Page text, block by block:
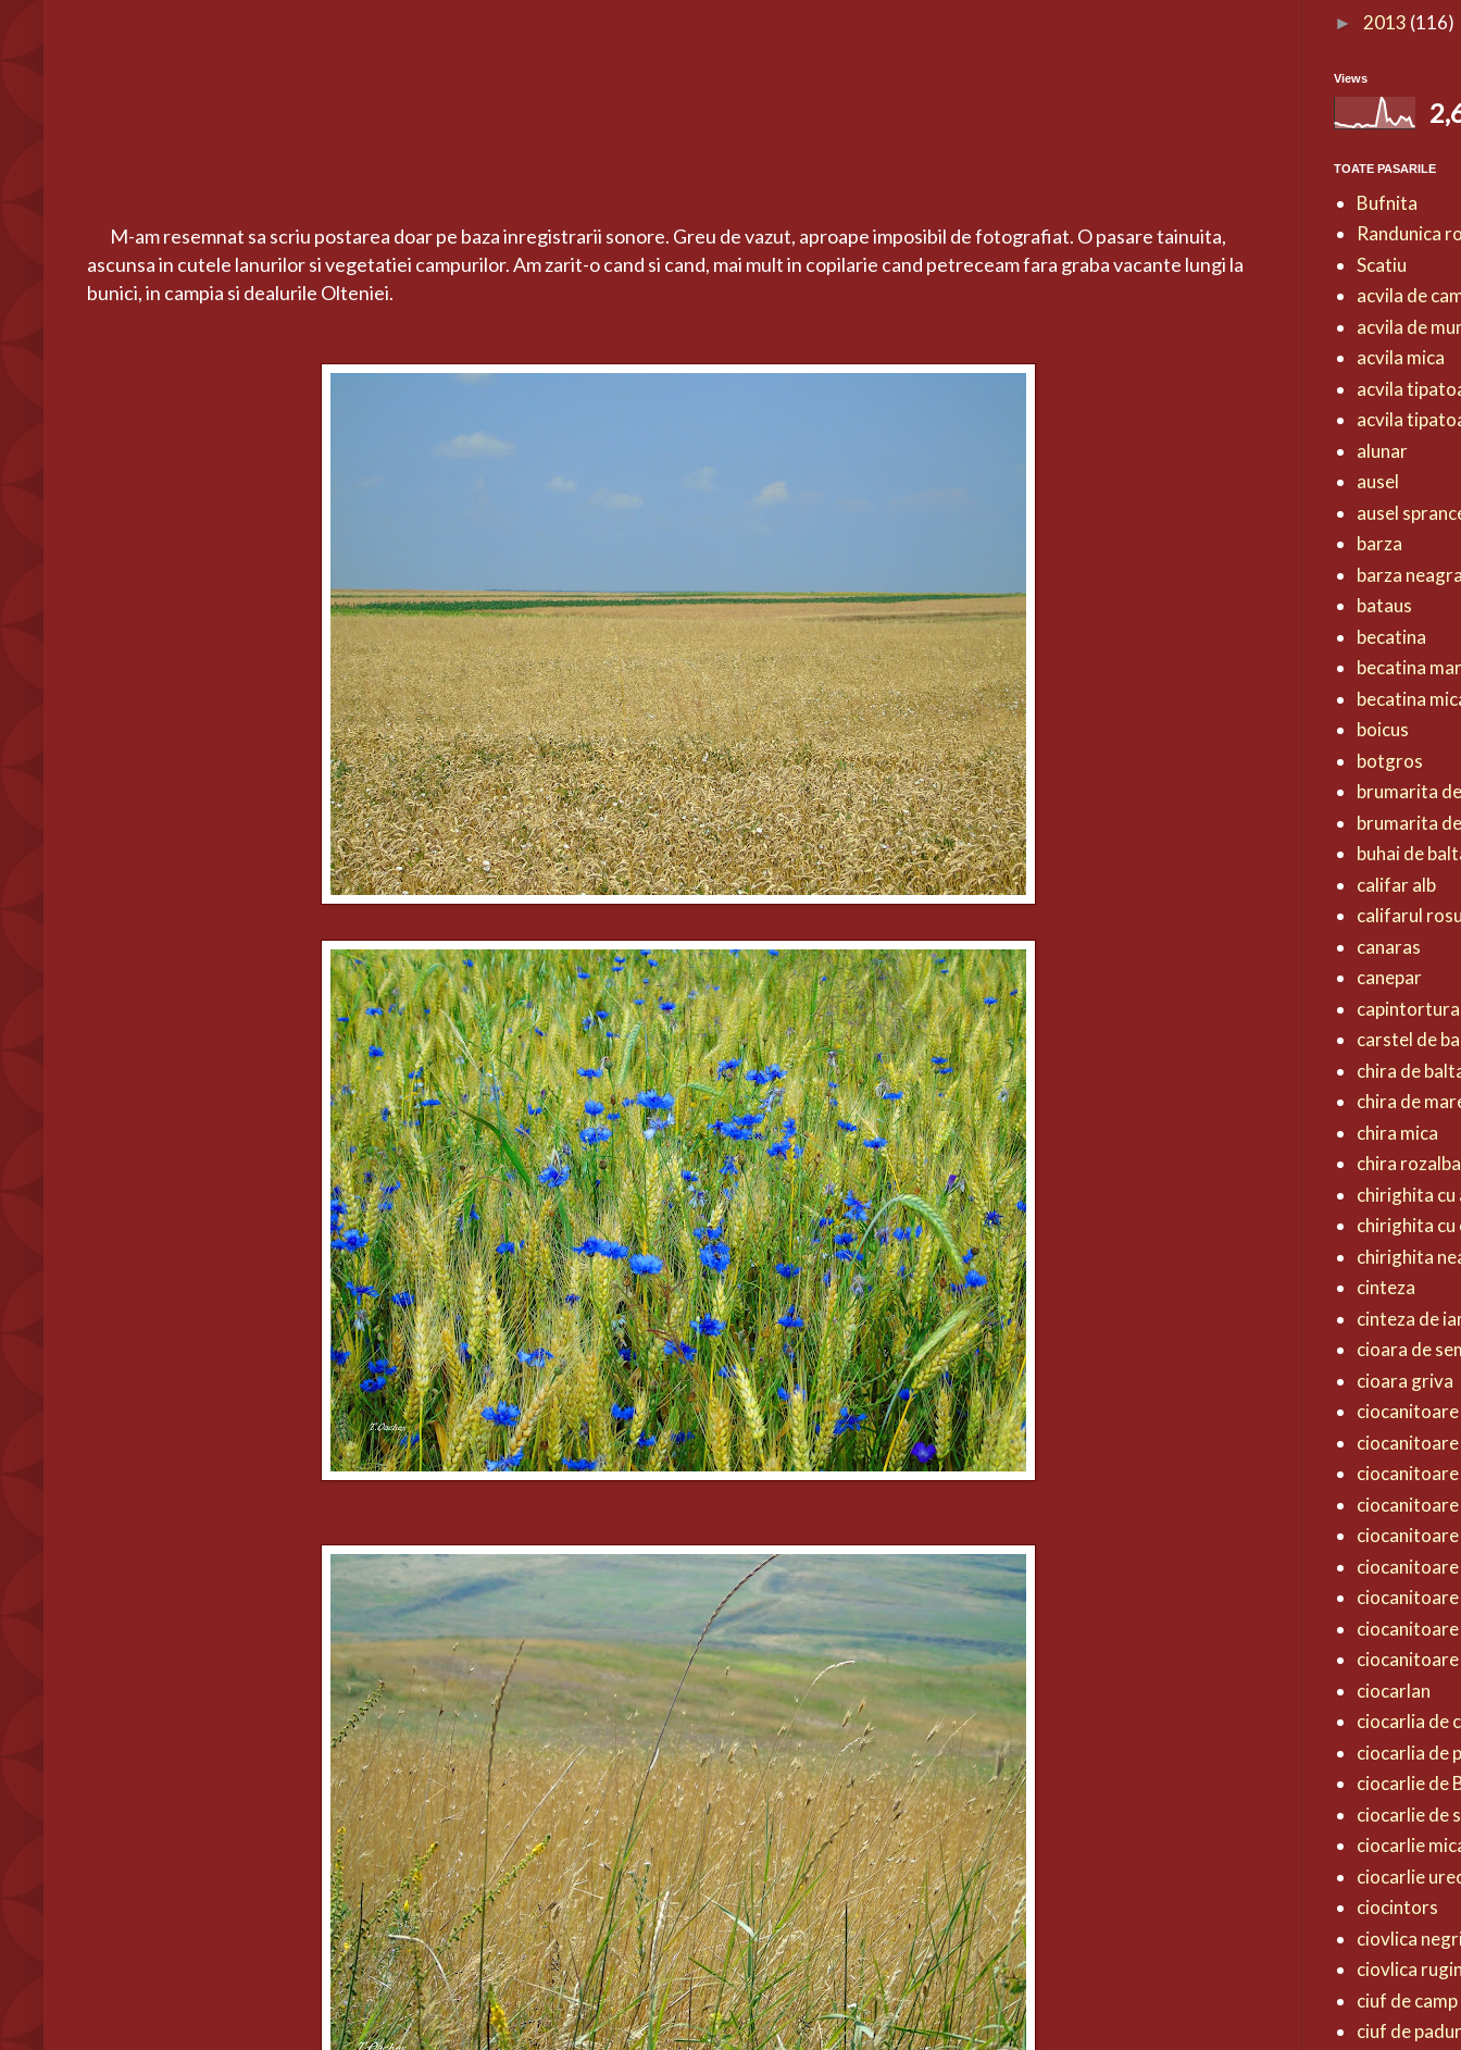
M-am resemnat sa scriu postarea doar pe baza inregistrarii sonore. Greu de vazut, aproape imposibil de fotografiat. O pasare tainuita,
ascunsa in cutele lanurilor si vegetatiei campurilor. Am zarit-o cand si cand, mai mult in copilarie cand petreceam fara graba vacante lungi la
bunici, in campia si dealurile Olteniei.
► 2013 (116)
Views
TOATE PASARILE
Bufnita
Randunica
Scatiu
acvila de
acvila de
acvila mica
acvila
acvila
alunar
ausel
ausel
barza
barza
bataus
becatina
becatina
becatina
boicus
botgros
brumarita
brumarita
buhai de
califar alb
califarul
canaras
canepar
capintortura
carstel de
chira de
chira de
chira mica
chira rozalba
chirighita cu
chirighita cu
chirighita
cinteza
cinteza de
cioara de
cioara griva
ciocanitoare
ciocarlan
ciocarlia de
ciocarlia de
ciocarlie de
ciocarlie de
ciocarlie
ciocarlie
ciocintors
ciovlica
ciovlica
ciuf de camp
ciuf de